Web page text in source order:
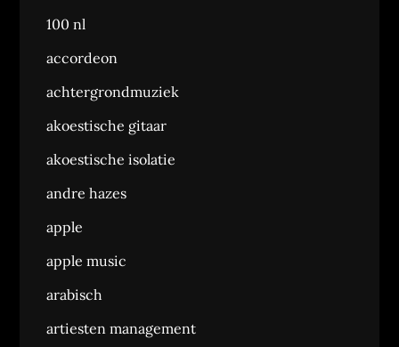
100 nl
accordeon
achtergrondmuziek
akoestische gitaar
akoestische isolatie
andre hazes
apple
apple music
arabisch
artiesten management